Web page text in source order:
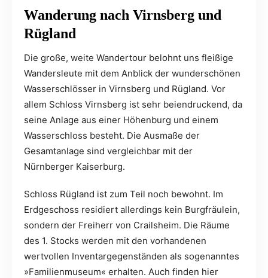
Wanderung nach Virnsberg und
Rügland
Die große, weite Wandertour belohnt uns fleißige
Wandersleute mit dem Anblick der wunderschönen
Wasserschlösser in Virnsberg und Rügland. Vor
allem Schloss Virnsberg ist sehr beiendruckend, da
seine Anlage aus einer Höhenburg und einem
Wasserschloss besteht. Die Ausmaße der
Gesamtanlage sind vergleichbar mit der
Nürnberger Kaiserburg.
Schloss Rügland ist zum Teil noch bewohnt. Im
Erdgeschoss residiert allerdings kein Burgfräulein,
sondern der Freiherr von Crailsheim. Die Räume
des 1. Stocks werden mit den vorhandenen
wertvollen Inventargegenständen als sogenanntes
»Familienmuseum« erhalten. Auch finden hier